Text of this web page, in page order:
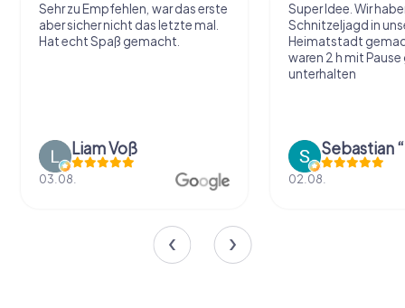
Sehr zu Empfehlen, war das erste
aber sicher nicht das letzte mal.
Hat echt Spaß gemacht.
Liam Voß
03.08.
Super Idee. Wir
Schnitzeljagd in
Heimatstadt
waren 2 h mit
unterhalten
02.08.